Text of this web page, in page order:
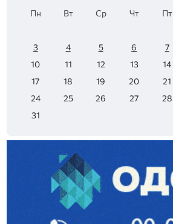
Пн Вт Ср Чт Пт
3
4 5 6 7
10
11 12 13 14
17
18 19 20 21
24
25 26 27 28
31